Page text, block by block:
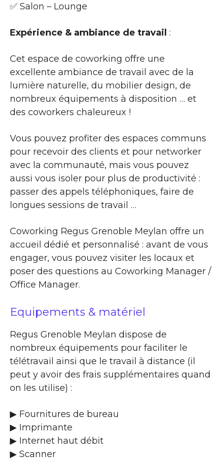
✅ Salon – Lounge
Expérience & ambiance de travail :
Cet espace de coworking offre une
excellente ambiance de travail avec de la
lumière naturelle, du mobilier design, de
nombreux équipements à disposition … et
des coworkers chaleureux !
Vous pouvez profiter des espaces communs
pour recevoir des clients et pour networker
avec la communauté, mais vous pouvez
aussi vous isoler pour plus de productivité :
passer des appels téléphoniques, faire de
longues sessions de travail …
Coworking Regus Grenoble Meylan offre un
accueil dédié et personnalisé : avant de vous
engager, vous pouvez visiter les locaux et
poser des questions au Coworking Manager /
Office Manager.
Equipements & matériel
Regus Grenoble Meylan dispose de
nombreux équipements pour faciliter le
télétravail ainsi que le travail à distance (il
peut y avoir des frais supplémentaires quand
on les utilise) :
▶ Fournitures de bureau
▶ Imprimante
▶ Internet haut débit
▶ Scanner